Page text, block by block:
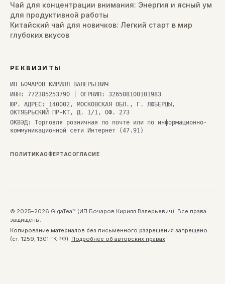
Чай для концентрации внимания: Энергия и ясный ум
для продуктивной работы
Китайский чай для новичков: Легкий старт в мир
глубоких вкусов
РЕКВИЗИТЫ
ИП БОЧАРОВ КИРИЛЛ ВАЛЕРЬЕВИЧ
ИНН: 772385253790 | ОГРНИП: 326508100101983
ЮР. АДРЕС: 140002, МОСКОВСКАЯ ОБЛ., Г. ЛЮБЕРЦЫ,
ОКТЯБРЬСКИЙ ПР-КТ, Д. 1/1, ОФ. 273
ОКВЭД: Торговля розничная по почте или по информационно-
коммуникационной сети Интернет (47.91)
ПОЛИТИКАОФЕРТАСОГЛАСИЕ
© 2025–2026 GigaTea™ (ИП Бочаров Кирилл Валерьевич). Все права
защищены.
Копирование материалов без письменного разрешения запрещено
(ст. 1259, 1301 ГК РФ). Подробнее об авторских правах